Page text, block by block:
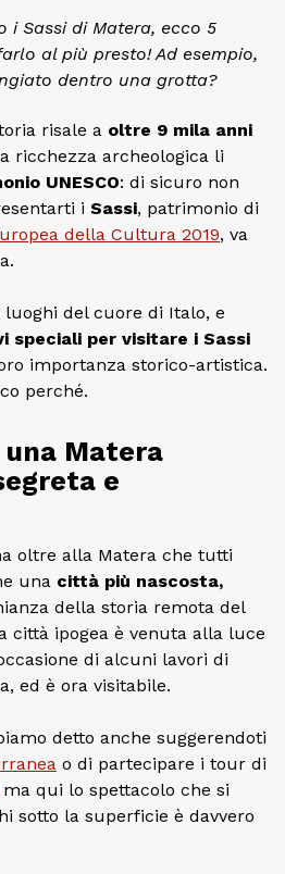
i Sassi di Matera, ecco 5
al più presto! Ad esempio,
dentro una grotta?
risale a oltre 9 mila anni
ricchezza archeologica li
UNESCO: di sicuro non
i Sassi, patrimonio di
della Cultura 2019, va
del cuore di Italo, e
speciali per visitare i Sassi
importanza storico-artistica.
perché.
una Matera
e
oltre alla Matera che tutti
una città più nascosta,
della storia remota del
città ipogea è venuta alla luce
di alcuni lavori di
ed è ora visitabile.
detto anche suggerendoti
o di partecipare i tour di
ma qui lo spettacolo che si
sotto la superficie è davvero